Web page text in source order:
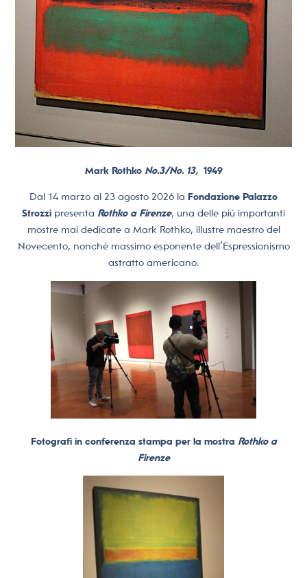
Mark Rothko No.3/No. 13, 1949
Dal 14 marzo al 23 agosto 2026 la Fondazione Palazzo
Strozzi presenta Rothko a Firenze, una delle più importanti
mostre mai dedicate a Mark Rothko, illustre maestro del
Novecento, nonché massimo esponente dell’Espressionismo
astratto americano.
Fotografi in conferenza stampa per la mostra Rothko a
Firenze